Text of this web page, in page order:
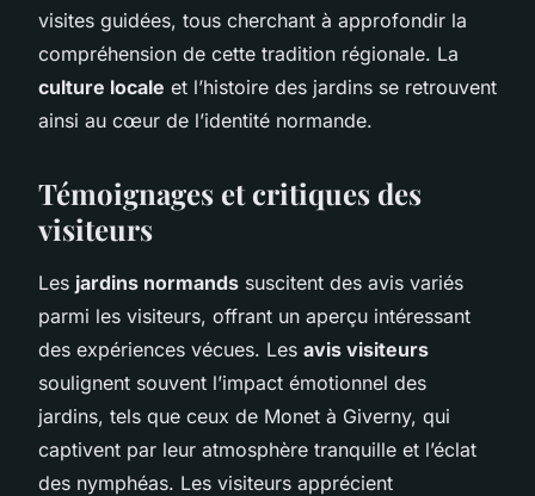
visites guidées, tous cherchant à approfondir la
compréhension de cette tradition régionale. La
culture locale et l’histoire des jardins se retrouvent
ainsi au cœur de l’identité normande.
Témoignages et critiques des
visiteurs
Les jardins normands suscitent des avis variés
parmi les visiteurs, offrant un aperçu intéressant
des expériences vécues. Les avis visiteurs
soulignent souvent l’impact émotionnel des
jardins, tels que ceux de Monet à Giverny, qui
captivent par leur atmosphère tranquille et l’éclat
des nymphéas. Les visiteurs apprécient